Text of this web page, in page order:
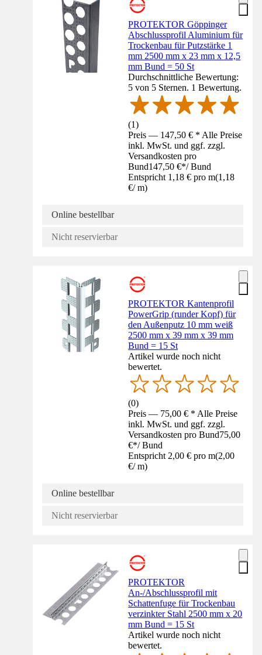
PROTEKTOR Göppinger
Abschlussprofil Aluminium für
Trockenbau für Putzstärke 1
mm 2500 mm x 23 mm x 12,5
mm Bund = 50 St
Durchschnittliche Bewertung:
5 von 5 Sternen. 1 Bewertung.
(1)
Preis — 147,50 € * Alle Preise
inkl. MwSt. und ggf. zzgl.
Versandkosten pro
Bund147,50 €*/ Bund
Entspricht 1,18 € pro m(1,18
€/ m)
Online bestellbar
Nicht reservierbar
PROTEKTOR Kantenprofil
PowerGrip (runder Kopf) für
den Außenputz 10 mm weiß
2500 mm x 39 mm x 39 mm
Bund = 15 St
Artikel wurde noch nicht
bewertet.
(0)
Preis — 75,00 € * Alle Preise
inkl. MwSt. und ggf. zzgl.
Versandkosten pro Bund75,00
€*/ Bund
Entspricht 2,00 € pro m(2,00
€/ m)
Online bestellbar
Nicht reservierbar
PROTEKTOR
An-/Abschlussprofil mit
Schattenfuge für Trockenbau
verzinkter Stahl 2500 mm x 20
mm Bund = 15 St
Artikel wurde noch nicht
bewertet.